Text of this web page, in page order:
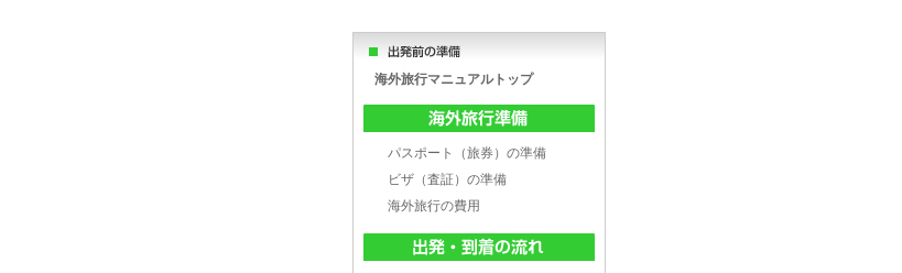
海外旅行マニュアルトップ
パスポート（旅券）の準備
ビザ（査証）の準備
海外旅行の費用